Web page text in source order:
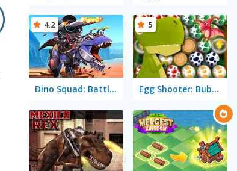
Dino Squad: Battle Mission
4.2
Egg Shooter: Bubble Dinosaur
5